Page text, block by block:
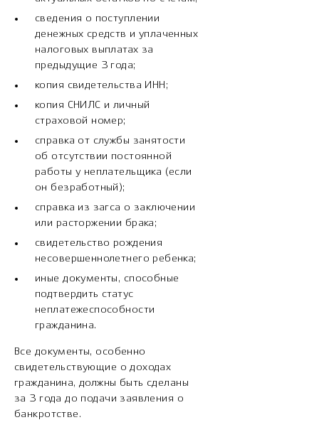
сведения о поступлении
денежных средств и уплаченных
налоговых выплатах за
предыдущие 3 года;
копия свидетельства ИНН;
копия СНИЛС и личный
страховой номер;
справка от службы занятости
об отсутствии постоянной
работы у неплательщика (если
он безработный);
справка из загса о заключении
или расторжении брака;
свидетельство рождения
несовершеннолетнего ребенка;
иные документы, способные
подтвердить статус
неплатежеспособности
гражданина.
Все документы, особенно
свидетельствующие о доходах
гражданина, должны быть сделаны
за 3 года до подачи заявления о
банкротстве.